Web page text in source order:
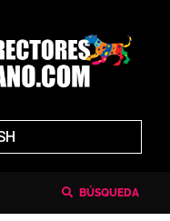
BÚSQUEDA